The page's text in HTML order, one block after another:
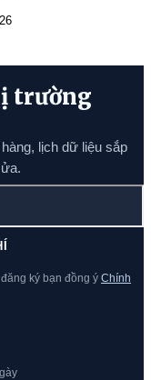
trường
lịch dữ liệu sắp
ký bạn đồng ý Chính